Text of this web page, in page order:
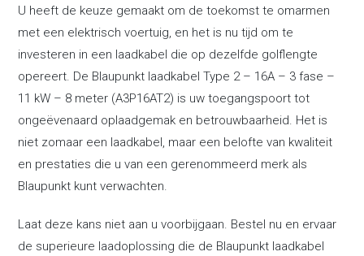
U heeft de keuze gemaakt om de toekomst te omarmen
met een elektrisch voertuig, en het is nu tijd om te
investeren in een laadkabel die op dezelfde golflengte
opereert. De Blaupunkt laadkabel Type 2 – 16A – 3 fase –
11 kW – 8 meter (A3P16AT2) is uw toegangspoort tot
ongeëvenaard oplaadgemak en betrouwbaarheid. Het is
niet zomaar een laadkabel, maar een belofte van kwaliteit
en prestaties die u van een gerenommeerd merk als
Blaupunkt kunt verwachten.
Laat deze kans niet aan u voorbijgaan. Bestel nu en ervaar
de superieure laadoplossing die de Blaupunkt laadkabel